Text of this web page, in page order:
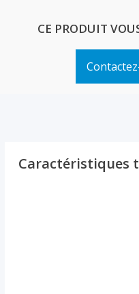
CE PRODUIT
Caractéristiques